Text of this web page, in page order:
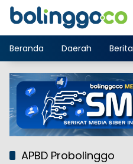
Langsung
Beranda
Daerah Berita
APBD Probolinggo